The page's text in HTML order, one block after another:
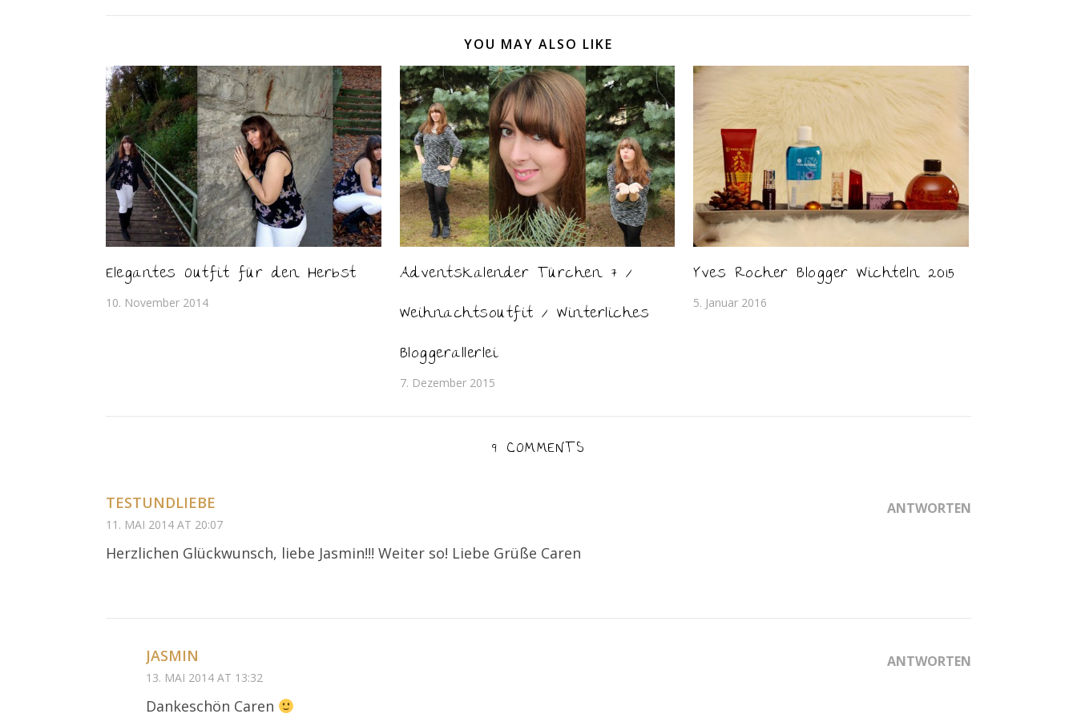
YOU MAY ALSO LIKE
Elegantes Outfit für den Herbst
10. November 2014
Adventskalender Türchen 7 /
Weihnachtsoutfit / Winterliches
Bloggerallerlei
7. Dezember 2015
Yves Rocher Blogger Wichteln 2015
5. Januar 2016
9 COMMENTS
TESTUNDLIEBE
11. MAI 2014 AT 20:07
ANTWORTEN
Herzlichen Glückwunsch, liebe Jasmin!!! Weiter so! Liebe Grüße Caren
JASMIN
13. MAI 2014 AT 13:32
ANTWORTEN
Dankeschön Caren